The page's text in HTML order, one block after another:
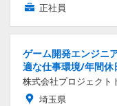
正社員
ゲーム開発エンジニ
適な仕事環境/年間休
株式会社プロジェクト
埼玉県